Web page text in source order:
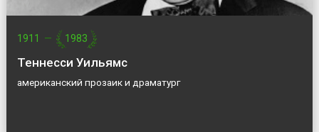
1911 — 1983
Теннеcси Уильямс
американский прозаик и драматург